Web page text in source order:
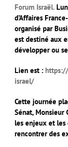
Forum Israël.
d’Affaires
organisé par
est destiné aux
développer ou
Lien est :
israel/
Cette journée
Sénat, Monsieur
les enjeux et
rencontrer des